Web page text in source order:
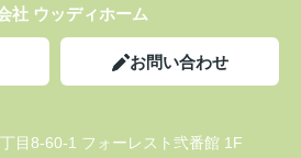
社 ウッディホーム
お問い合わせ
目8-60-1 フォーレスト弐番館 1F